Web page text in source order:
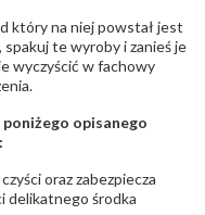
który na niej powstał jest
spakuj te wyroby i zanieś je
wyczyścić w fachowy
opisanego
oraz zabezpiecza
delikatnego środka